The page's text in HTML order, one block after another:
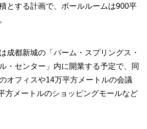
とする計画で、ボールルームは900平
成都新城の「パーム・スプリングス・
・センター」内に開業する予定で、同
オフィスや14万平方メートルの会議
方メートルのショッピングモールなど